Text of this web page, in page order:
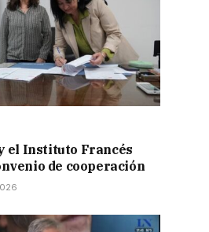
el Instituto Francés
de cooperación